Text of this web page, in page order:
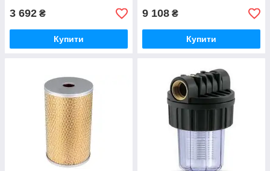
3 692 ₴
Купити
9 108 ₴
Купити